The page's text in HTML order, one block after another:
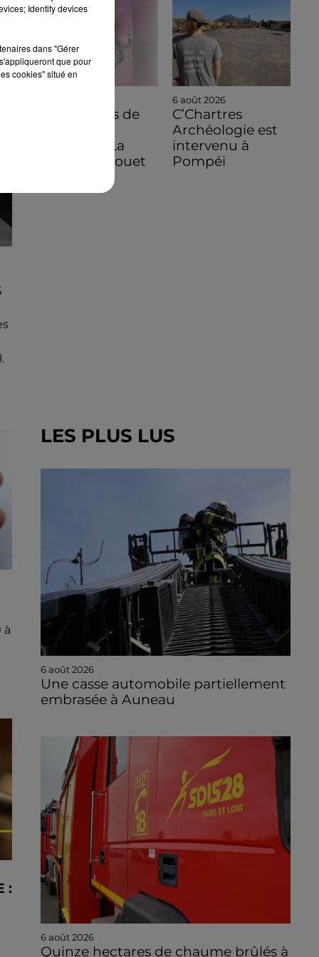
à
:
C'est à vous de
découvrir La
Bazoche-Gouet
6 août 2026
C’Chartres
Archéologie est
intervenu à
Pompéi
LES PLUS LUS
6 août 2026
Une casse automobile partiellement
embrasée à Auneau
6 août 2026
Quinze hectares de chaume brûlés à
Identify devices
dans "Gérer
que pour
cookies" situé en